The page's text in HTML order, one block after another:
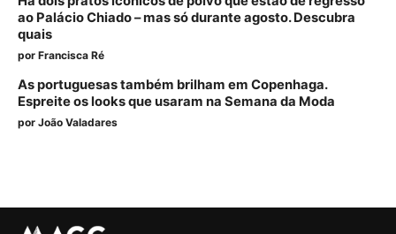
ao Palácio Chiado – mas só durante agosto. Descubra
quais
por Francisca Ré
As portuguesas também brilham em Copenhaga.
Espreite os looks que usaram na Semana da Moda
por João Valadares